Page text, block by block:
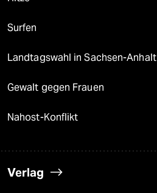
Surfen
Landtagswahl in Sachsen-Anhalt
Gewalt gegen Frauen
Nahost-Konflikt
Verlag